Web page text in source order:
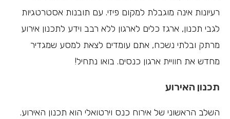
רעיונות אינה מוגבלת למקום פיזי. עם תובנות אסטרטגיות
לגבי תכנון, ארגז כלים לארגון ללא רבב וידע לתכנון אירוע
מרתק ובלתי נשכח, אתם עומדים לצאת למסע שמגדיר
מחדש את חוויית ארגון כנסים. בואו נתחיל!
תכנון האירוע
השלב הראשוני של אירוח כנס וירטואלי הוא תכנון האירוע.